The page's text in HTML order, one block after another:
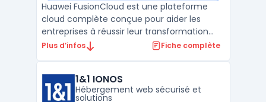
Huawei FusionCloud est une plateforme
cloud complète conçue pour aider les
entreprises à réussir leur transformation
digitale. Elle intègre une suite de services
disponibilité élevée et une sécurité
renforcée des données critiqu ...
Plus d’infos Fiche complète
1&1 IONOS
Hébergement web sécurisé et
solutions